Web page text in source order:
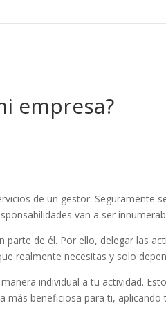
empresa?
de un gestor. Seguramente
van a ser
de él. Por ello, delegar las
realmente necesitas y solo
individual a tu actividad.
beneficiosa para ti,